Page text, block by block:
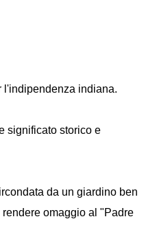
l'indipendenza indiana.
significato storico e
da un giardino ben
omaggio al "Padre